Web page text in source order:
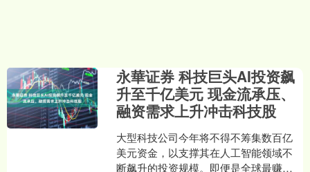
永華证券 科技巨头AI投资飙
升至千亿美元 现金流承压、
融资需求上升冲击科技股
大型科技公司今年将不得不筹集数百亿
美元资金，以支撑其在人工智能领域不
断飙升的投资规模。即便是全球最赚钱